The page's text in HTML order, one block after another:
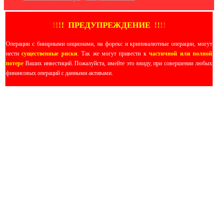
!!!! ПРЕДУПРЕЖДЕНИЕ !!!!
Операции с бинарными опционами, на форекс и криповалютные операции, могут
нестисущественные риски. Так же могут привести кчастичной или полной
потере Ваших инвестиций. Пожалуйста, имейте это ввиду, при совершении любых
финансовых операций с данными активами.